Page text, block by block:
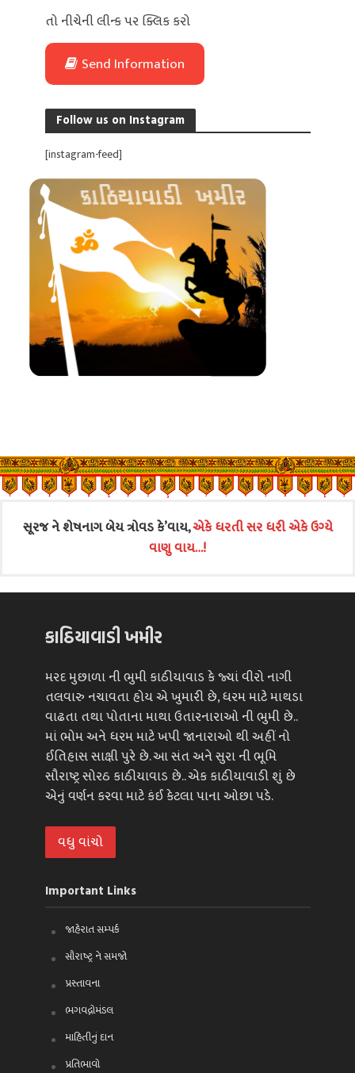
તો નીચેની લીન્ક પર ક્લિક કરો
Send Information
Follow us on Instagram
[instagram-feed]
સૂરજ ને શેષનાગ બેય ત્રોવડ કે’વાય,એકે ધરતી સર ધરી એકે ઉગ્યે
વાણુ વાય…!
કાઠિયાવાડી ખમીર
મરદ મુછાળા ની ભુમી કાઠીયાવાડ કે જ્યાં વીરો નાગી
તલવારુ નચાવતા હોય એ ખુમારી છે, ધરમ માટે માથડા
વાઢતા તથા પોતાના માથા ઉતારનારાઓ ની ભુમી છે..
માં ભોમ અને ધરમ માટે ખપી જાનારાઓ થી અહીં નો
ઈતિહાસ સાક્ષી પુરે છે. આ સંત અને સુરા ની ભૂમિ
સૌરાષ્ટ્ર સોરઠ કાઠીયાવાડ છે.. એક કાઠીયાવાડી શું છે
એનું વર્ણન કરવા માટે કંઈ કેટલા પાના ઓછા પડે.
વધુ વાંચો
Important Links
જાહેરાત સમ્પર્ક
સૌરાષ્ટ્ર ને સમજો
પ્રસ્તાવના
ભગવદ્ગોમંડલ
માહિતીનું દાન
પ્રતિભાવો